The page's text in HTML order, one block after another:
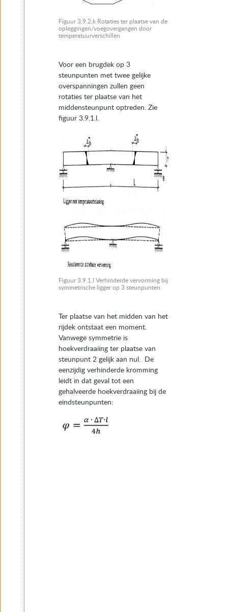
Figuur 3.9.2.k Rotaties ter plaatse van de
opleggingen/voegovergangen door
temperatuurverschillen
Voor een brugdek op 3
steunpunten met twee gelijke
overspanningen zullen geen
rotaties ter plaatse van het
middensteunpunt optreden. Zie
figuur 3.9.1.l.
Figuur 3.9.1.l Verhinderde vervorming bij
symmetrische ligger op 3 steunpunten
Ter plaatse van het midden van het
rijdek ontstaat een moment.
Vanwege symmetrie is
hoekverdraaiing ter plaatse van
steunpunt 2 gelijk aan nul. De
eenzijdig verhinderde kromming
leidt in dat geval tot een
gehalveerde hoekverdraaiing bij de
eindsteunpunten: